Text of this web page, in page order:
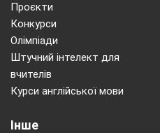
Проєкти
Конкурси
Олімпіади
Штучний інтелект для
вчителів
Курси англійської мови
Інше